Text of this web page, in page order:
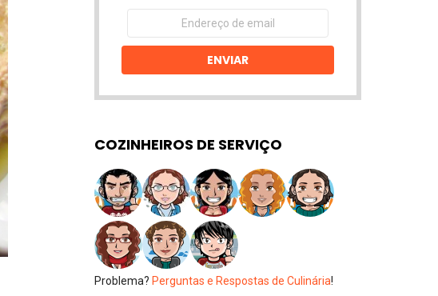
Endereço
email
ENVIAR
COZINHEIROS DE SERVIÇO
Problema? Perguntas e Respostas de Culinária!